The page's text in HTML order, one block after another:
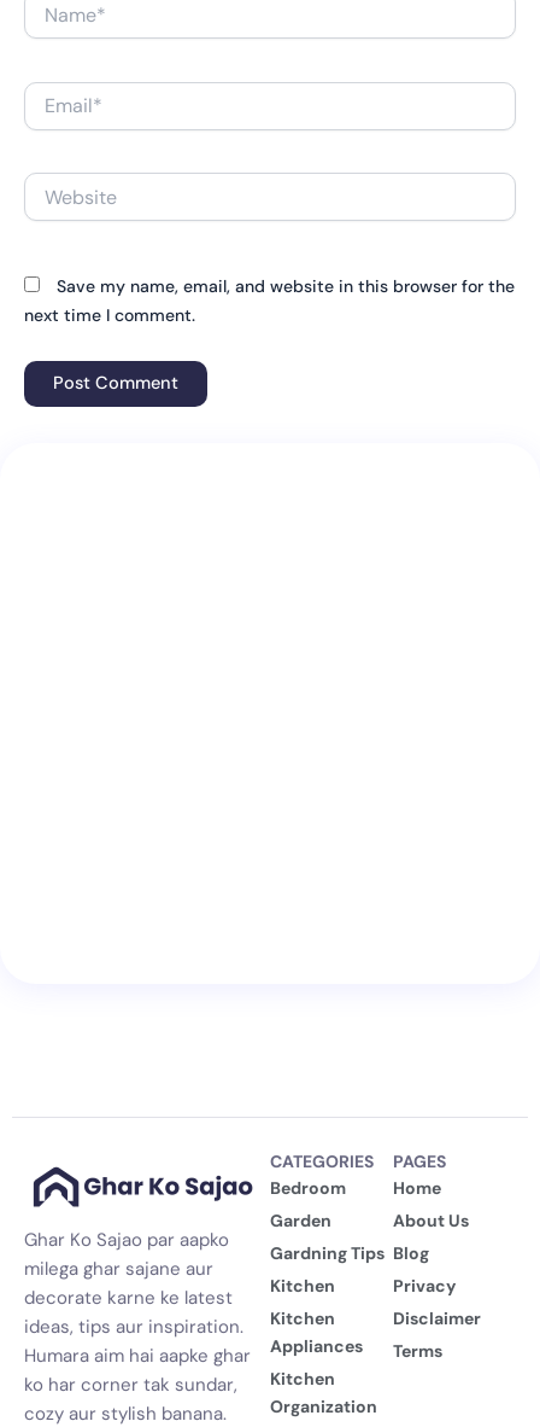
Email*
Website
Save my name, email, and website in this browser for the
next time I comment.
Ghar Ko Sajao par aapko
milega ghar sajane aur
decorate karne ke latest
ideas, tips aur inspiration.
Humara aim hai aapke ghar
ko har corner tak sundar,
cozy aur stylish banana.
CATEGORIES
Bedroom
Garden
Gardning Tips
Kitchen
Kitchen
Appliances
Kitchen
Organization
PAGES
Home
About Us
Blog
Privacy
Disclaimer
Terms